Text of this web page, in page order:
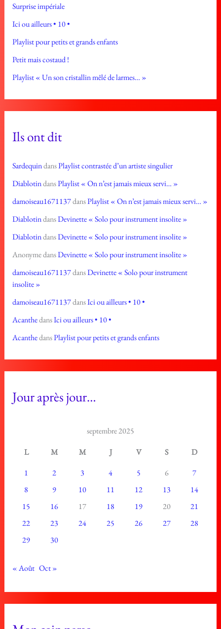
Surprise impériale
Ici ou ailleurs • 10 •
Playlist pour petits et grands enfants
Petit mais costaud !
Playlist « Un son cristallin mêlé de larmes… »
Ils ont dit
SardequindansPlaylist contrastée d’un artiste singulier
DiablotindansPlaylist « On n’est jamais mieux servi… »
damoiseau1671137dansPlaylist « On n’est jamais mieux servi… »
DiablotindansDevinette « Solo pour instrument insolite »
DiablotindansDevinette « Solo pour instrument insolite »
AnonymedansDevinette « Solo pour instrument insolite »
damoiseau1671137dansDevinette « Solo pour instrument
insolite »
damoiseau1671137dansIci ou ailleurs • 10 •
AcanthedansIci ou ailleurs • 10 •
AcanthedansPlaylist pour petits et grands enfants
Jour après jour…
septembre 2025
L M M J V S
D
1
2 3 4 5 6
7
8
9 10 11 12 13
14
15
16 17 18 19 20
21
22
23 24 25 26 27
28
29
30
« Août Oct »